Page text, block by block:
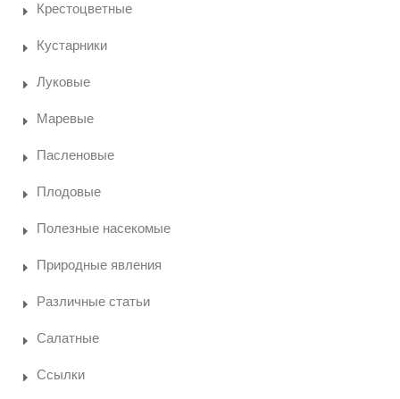
Крестоцветные
Кустарники
Луковые
Маревые
Пасленовые
Плодовые
Полезные насекомые
Природные явления
Различные статьи
Салатные
Ссылки